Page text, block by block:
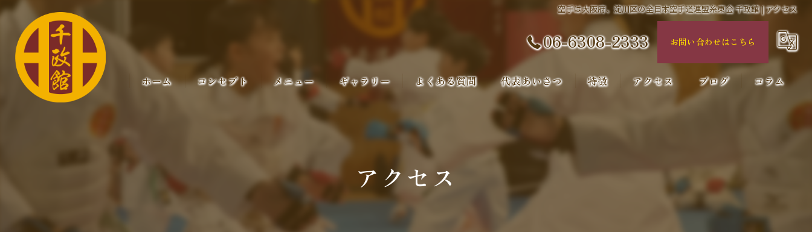
空手は大阪府、淀川区の全日本空手道連盟糸東会 千政館 | アクセス
06-6308-2333 お問い合わせはこちら
ホーム コンセプト メニュー ギャラリー よくある質問 代表あいさつ 特徴 アクセス ブログ コラム
アクセス